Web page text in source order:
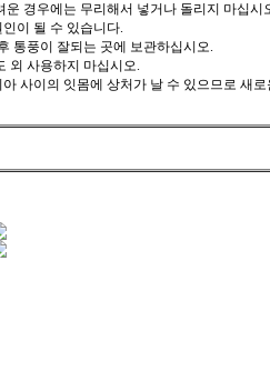
경우에는 무리해서 넣거나 돌리지 마십시
이 될 수 있습니다.
통풍이 잘되는 곳에 보관하십시오.
외 사용하지 마십시오.
사이의 잇몸에 상처가 날 수 있으므로 새로